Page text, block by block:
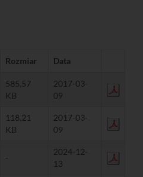
Rozmiar Data
585,57
KB
2017-03-
09
118,21
KB
2017-03-
09
-
2024-12-
13